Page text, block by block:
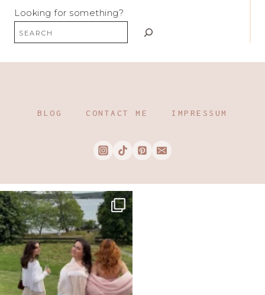
Looking for something?
BLOG CONTACT ME IMPRESSUM